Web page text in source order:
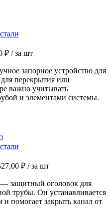
₽ / за шт
запорное устройство для
перекрытия или
важно учитывать
и элементами системы.
₽ / за шт
— защитный оголовок для
трубы. Он устанавливается
помогает закрыть канал от